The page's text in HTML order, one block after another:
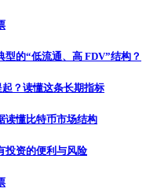
型的“低流通、高 FDV”结构？
？读懂这条长期指标
读懂比特币市场结构
投资的便利与风险